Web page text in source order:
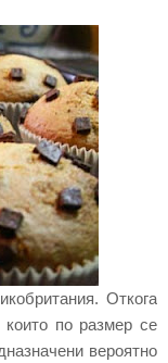
Откога
които по размер се
вероятно